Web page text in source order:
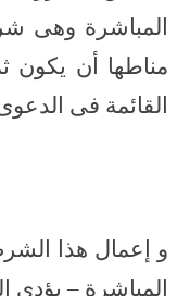
المباشرة وهى
مناطها أن يكون
القائمة فى
و إعمال هذا
المباشرة – يؤدي